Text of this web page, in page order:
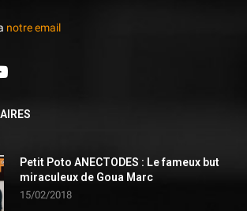
notre email
Petit Poto ANECTODES : Le fameux but
miraculeux de Goua Marc
15/02/2018